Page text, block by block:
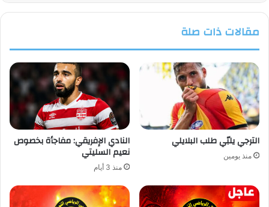
مقالات ذات صلة
الترجي يلبّي طلب البلايلي
منذ يومين
النادي الإفريقي: مفاجأة بخصوص
نعيم السليتي
منذ 3 أيام